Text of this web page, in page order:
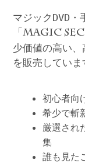
マジックDVD
「 MAGIC
少価値の高い
を販売していま
初心者向
希少で斬
厳選され
集
誰も見た